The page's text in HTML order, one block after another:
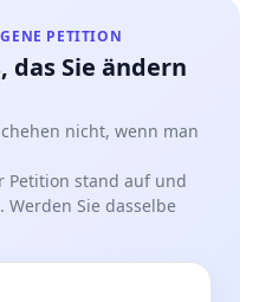
PETITION
das Sie ändern
nicht, wenn man
Petition stand auf und
Sie dasselbe